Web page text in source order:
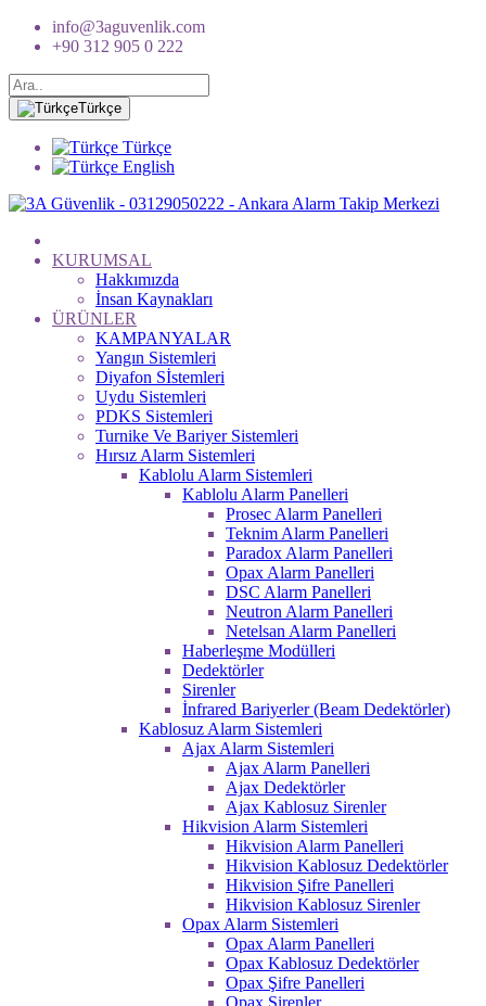
info@3aguvenlik.com
+90 312 905 0 222
Türkçe
Türkçe
English
KURUMSAL
Hakkımızda
İnsan Kaynakları
ÜRÜNLER
KAMPANYALAR
Yangın Sistemleri
Diyafon Sİstemleri
Uydu Sistemleri
PDKS Sistemleri
Turnike Ve Bariyer Sistemleri
Hırsız Alarm Sistemleri
Kablolu Alarm Sistemleri
Kablolu Alarm Panelleri
Prosec Alarm Panelleri
Teknim Alarm Panelleri
Paradox Alarm Panelleri
Opax Alarm Panelleri
DSC Alarm Panelleri
Neutron Alarm Panelleri
Netelsan Alarm Panelleri
Haberleşme Modülleri
Dedektörler
Sirenler
İnfrared Bariyerler (Beam Dedektörler)
Kablosuz Alarm Sistemleri
Ajax Alarm Sistemleri
Ajax Alarm Panelleri
Ajax Dedektörler
Ajax Kablosuz Sirenler
Hikvision Alarm Sistemleri
Hikvision Alarm Panelleri
Hikvision Kablosuz Dedektörler
Hikvision Şifre Panelleri
Hikvision Kablosuz Sirenler
Opax Alarm Sistemleri
Opax Alarm Panelleri
Opax Kablosuz Dedektörler
Opax Şifre Panelleri
Opax Sirenler